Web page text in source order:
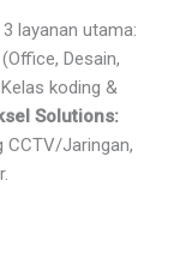
layanan utama:
Desain,
Kelas koding &
Solutions:
CCTV/Jaringan,